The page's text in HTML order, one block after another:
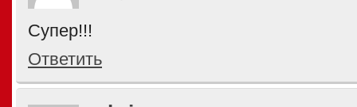
Супер!!!
Ответить